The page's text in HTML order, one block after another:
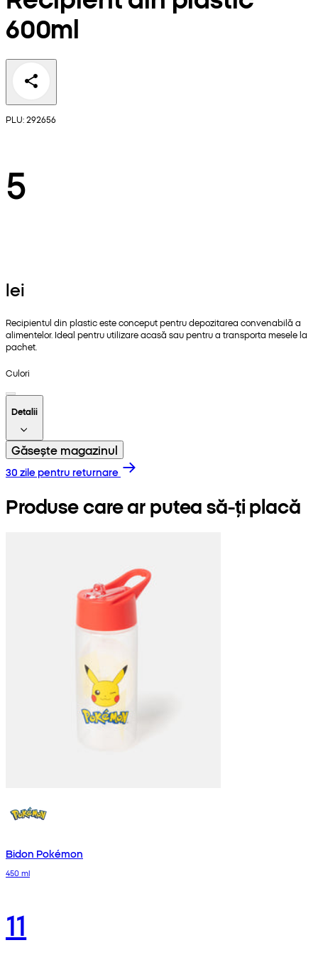
600ml
PLU: 292656
5
lei
Recipientul din plastic este conceput pentru depozitarea convenabilă a
alimentelor. Ideal pentru utilizare acasă sau pentru a transporta mesele la
pachet.
Culori
Detalii
Găsește magazinul
30 zile pentru returnare
Produse care ar putea să-ți placă
Bidon Pokémon
450 ml
11